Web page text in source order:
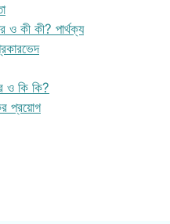
কী কী? পার্থক্য
কি কি?
প্রয়োগ